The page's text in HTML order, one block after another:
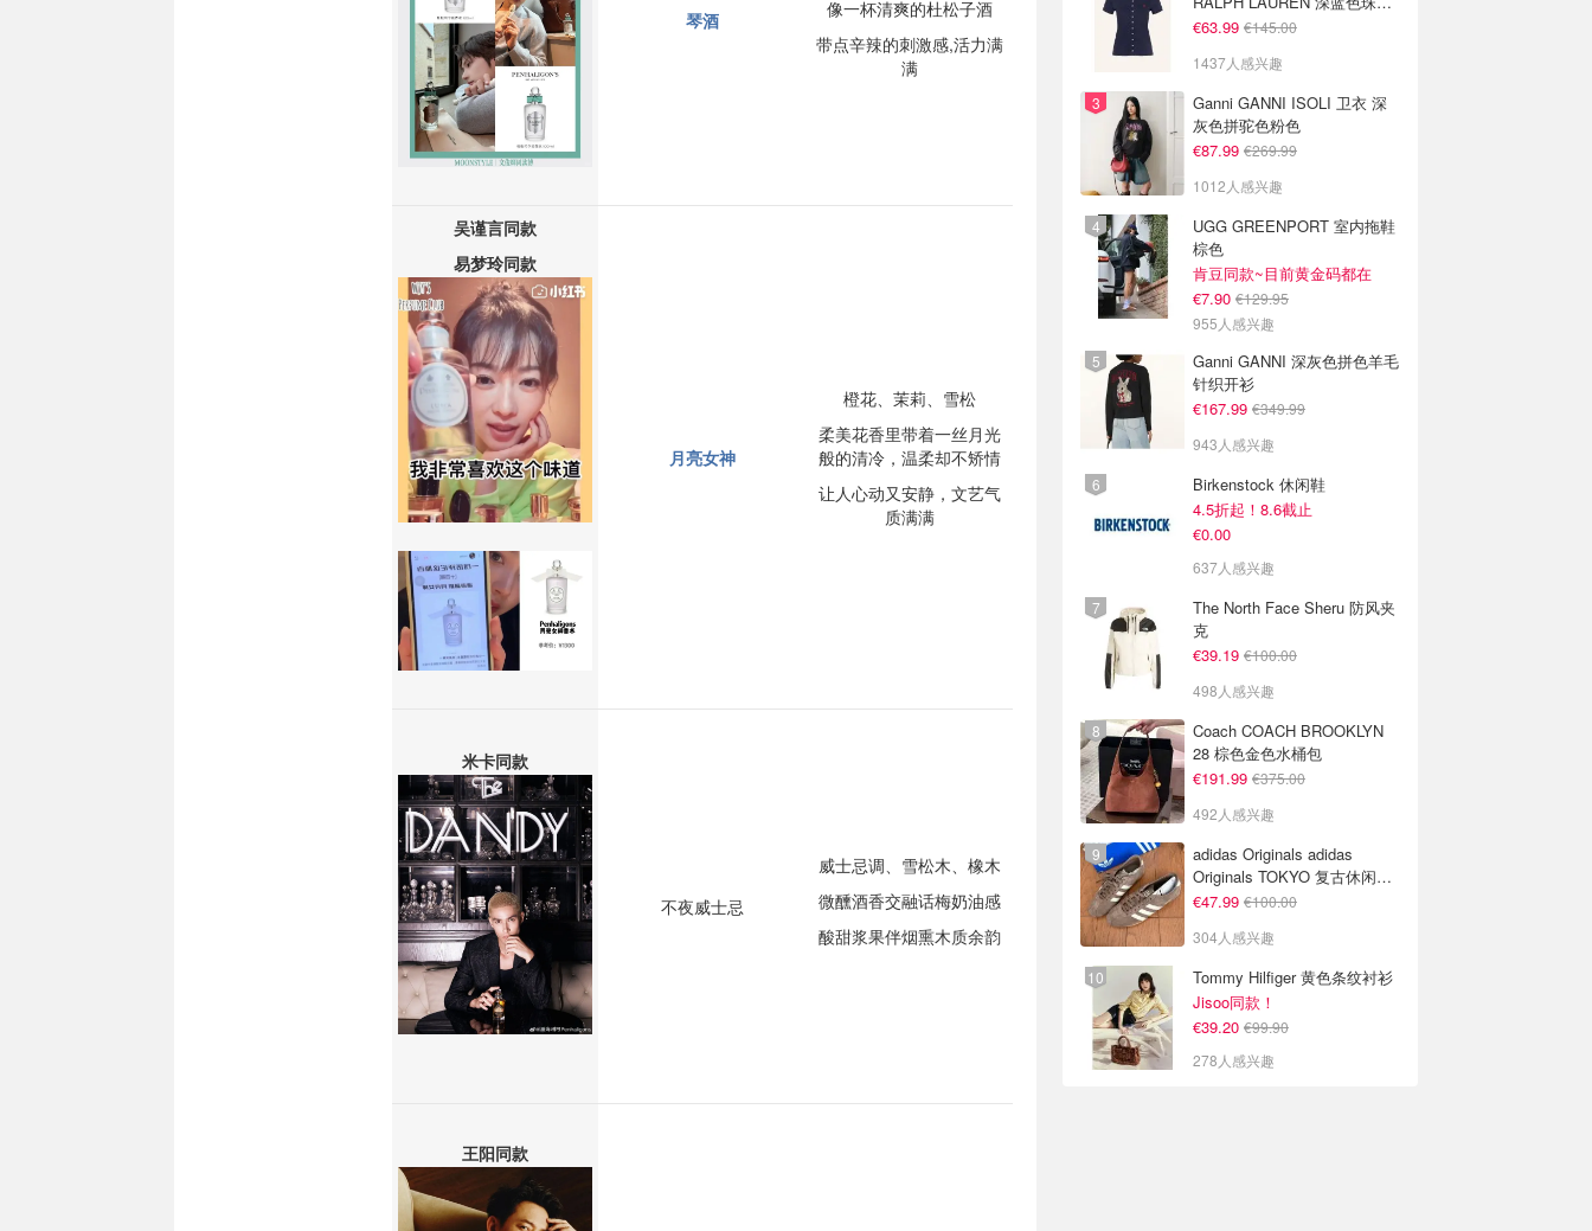
琴酒
像一杯清爽的杜松子酒
带点辛辣的刺激感,活力满
满
吴谨言同款
易梦玲同款
月亮女神
橙花、茉莉、雪松
柔美花香里带着一丝月光
般的清冷，温柔却不矫情
让人心动又安静，文艺气
质满满
米卡同款
不夜威士忌
威士忌调、雪松木、橡木
微醺酒香交融话梅奶油感
酸甜浆果伴烟熏木质余韵
王阳同款
布 Polo衫
€63.99 €145.00
1437人感兴趣
Ganni GANNI ISOLI 卫衣 深
灰色拼驼色粉色
€87.99 €269.99
1012人感兴趣
UGG GREENPORT 室内拖鞋
棕色
肯豆同款~目前黄金码都在
€7.90 €129.95
955人感兴趣
Ganni GANNI 深灰色拼色羊毛
针织开衫
€167.99 €349.99
943人感兴趣
Birkenstock 休闲鞋
4.5折起！8.6截止
€0.00
637人感兴趣
The North Face Sheru 防风夹
克
€39.19 €100.00
498人感兴趣
Coach COACH BROOKLYN
28 棕色金色水桶包
€191.99 €375.00
492人感兴趣
adidas Originals adidas
Originals TOKYO 复古休闲鞋
深棕色
€47.99 €100.00
304人感兴趣
Tommy Hilfiger 黄色条纹衬衫
Jisoo同款！
€39.20 €99.90
278人感兴趣